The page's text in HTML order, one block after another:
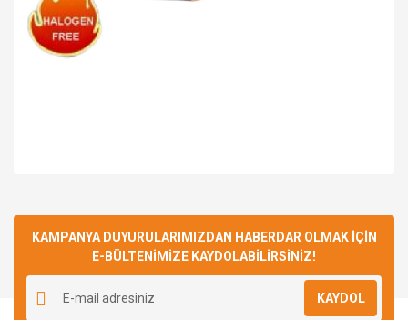
KAMPANYA DUYURULARIMIZDAN HABERDAR OLMAK İÇİN
E-BÜLTENİMİZE KAYDOLABİLİRSİNİZ!
KAYDOL